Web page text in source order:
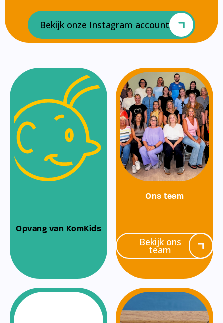
Bekijk onze Instagram account
Opvang van KomKids
Ons team
Bekijk ons
team